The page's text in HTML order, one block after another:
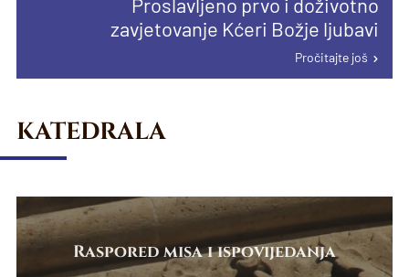
Proslavljeno prvo i doživotno
zavjetovanje Kćeri Božje ljubavi
Pročitajte još
proglašenju papinske manje bazilike u
Karlovcu
Pročitajte još
Pročitajte još
Pročitajte još
KATEDRALA
Raspored misa i ispovijedanja